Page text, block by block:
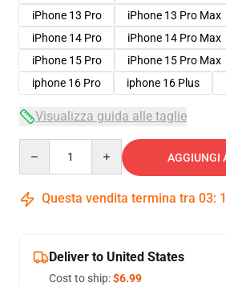
iPhone 13 Pro
iPhone 13 Pro Max
iPhone 14 Pro
iPhone 14 Pro Max
iPhone 15 Pro
iPhone 15 Pro Max
iphone 16 Pro
iphone 16 Plus
Visualizza guida alle taglie
AGGIUNGI
Questa vendita termina tra 03:
Deliver to United States
Cost to ship:$6.99